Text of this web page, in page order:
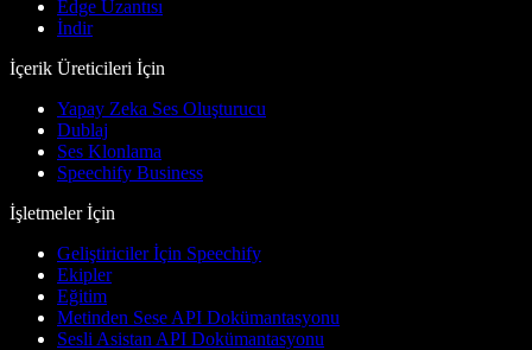
Edge Uzantısı
İndir
İçerik Üreticileri İçin
Yapay Zeka Ses Oluşturucu
Dublaj
Ses Klonlama
Speechify Business
İşletmeler İçin
Geliştiriciler İçin Speechify
Ekipler
Eğitim
Metinden Sese API Dokümantasyonu
Sesli Asistan API Dokümantasyonu